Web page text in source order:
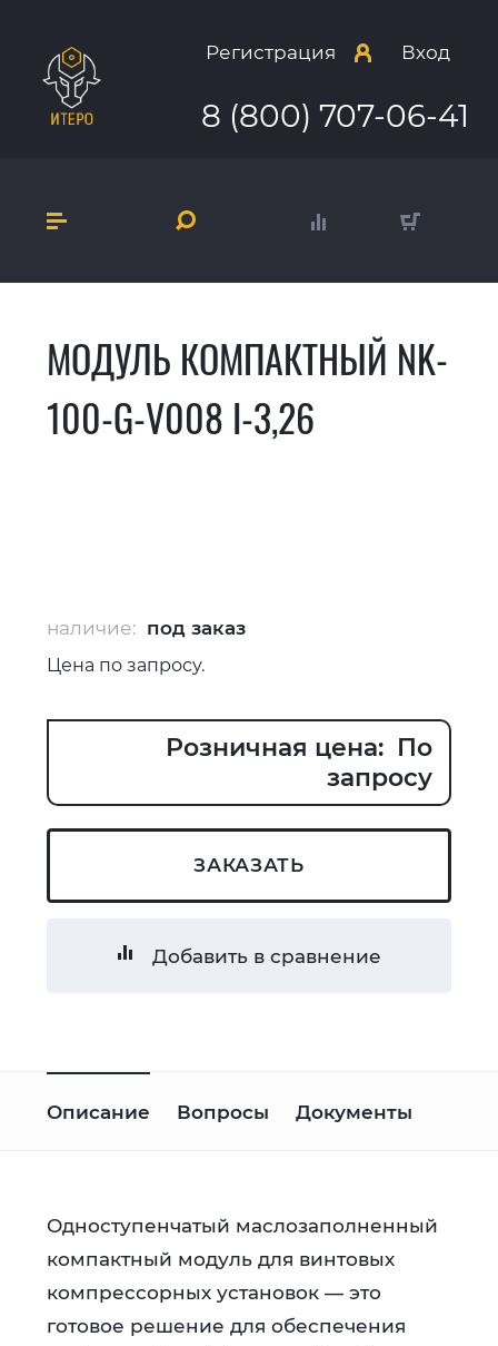
Регистрация Вход
8 (800) 707-06-41
МОДУЛЬ КОМПАКТНЫЙ NK-
100-G-V008 I-3,26
наличие: под заказ
Цена по запросу.
Розничная цена: По
запросу
ЗАКАЗАТЬ
Добавить в сравнение
Описание Вопросы Документы
Одноступенчатый маслозаполненный
компактный модуль для винтовых
компрессорных установок — это
готовое решение для обеспечения